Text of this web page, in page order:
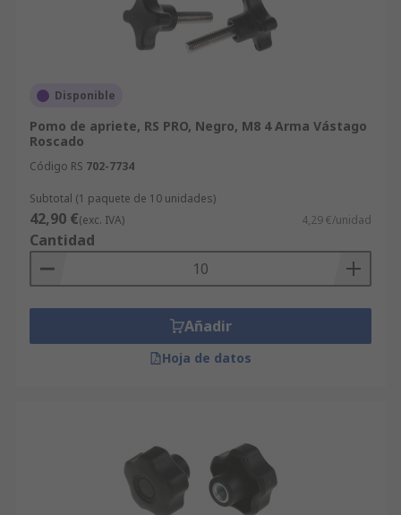
Disponible
Pomo de apriete, RS PRO, Negro, M8 4 Arma Vástago
Roscado
Código RS 702-7734
Subtotal (1 paquete de 10 unidades)
42,90 €(exc. IVA) 4,29 €/unidad
Cantidad
Añadir
Hoja de datos